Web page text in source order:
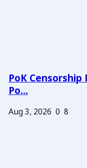
PoK Censorship
Po...
Aug 3, 2026 0 8